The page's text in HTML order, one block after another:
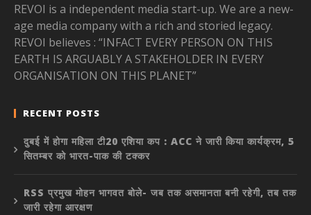
REVOI is a independent media start-up. We are a new-
age media company with a rich and storied legacy.
REVOI believes : “INFACT EVERY PERSON ON THIS
EARTH IS ARGUABLY A STAKEHOLDER IN EVERY
ORGANISATION ON THIS PLANET”
RECENT POSTS
दुबई में होगा महिला टी20 एशिया कप : ACC ने जारी किया कार्यक्रम, 5
सितम्बर को भारत-पाक की टक्कर
RSS प्रमुख मोहन भागवत बोले- जब तक असमानता बनी रहेगी, तब तक
जारी रहेगा आरक्षण